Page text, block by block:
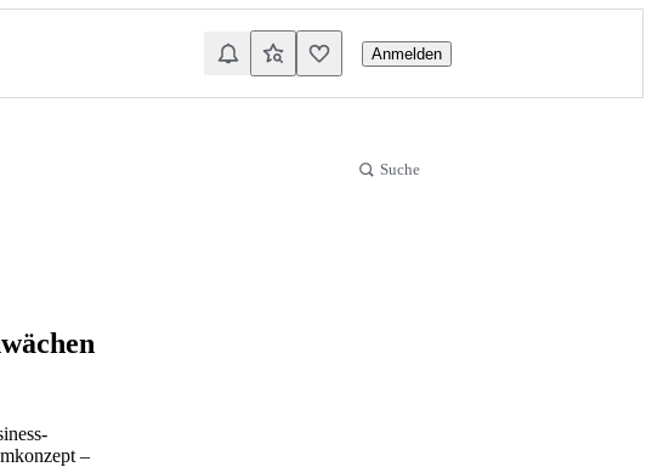
Anmelden
Suche
–